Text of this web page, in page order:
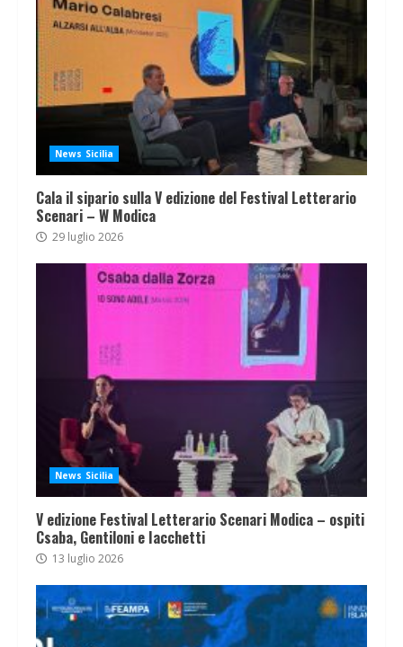
News Sicilia
Cala il sipario sulla V edizione del Festival Letterario
Scenari – W Modica
29 luglio 2026
News Sicilia
V edizione Festival Letterario Scenari Modica – ospiti
Csaba, Gentiloni e Iacchetti
13 luglio 2026